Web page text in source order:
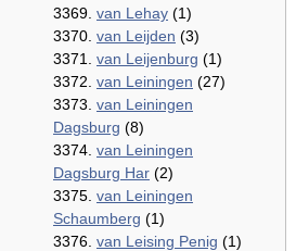
3369. van Lehay (1)
3370. van Leijden (3)
3371. van Leijenburg (1)
3372. van Leiningen (27)
3373. van Leiningen
Dagsburg (8)
3374. van Leiningen
Dagsburg Har (2)
3375. van Leiningen
Schaumberg (1)
3376. van Leising Penig (1)